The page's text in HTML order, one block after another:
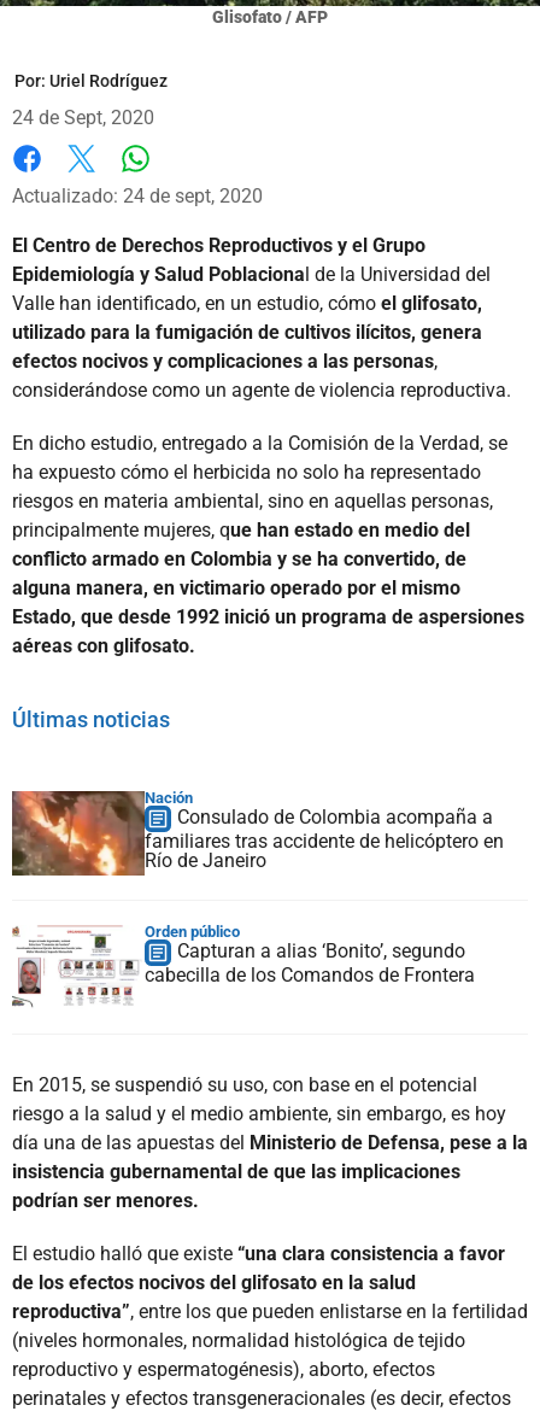
Glisofato / AFP
Por: Uriel Rodríguez
24 de Sept, 2020
Facebook
X
Actualizado: 24 de sept, 2020
El Centro de Derechos Reproductivos y el Grupo
Epidemiología y Salud Poblacional de la Universidad del
Valle han identificado, en un estudio, cómo el glifosato,
utilizado para la fumigación de cultivos ilícitos, genera
efectos nocivos y complicaciones a las personas,
considerándose como un agente de violencia reproductiva.
En dicho estudio, entregado a la Comisión de la Verdad, se
ha expuesto cómo el herbicida no solo ha representado
riesgos en materia ambiental, sino en aquellas personas,
principalmente mujeres, que han estado en medio del
conflicto armado en Colombia y se ha convertido, de
alguna manera, en victimario operado por el mismo
Estado, que desde 1992 inició un programa de aspersiones
aéreas con glifosato.
Últimas noticias
Nación
Consulado de Colombia acompaña a
familiares tras accidente de helicóptero en
Río de Janeiro
Orden público
Capturan a alias ‘Bonito’, segundo
cabecilla de los Comandos de Frontera
En 2015, se suspendió su uso, con base en el potencial
riesgo a la salud y el medio ambiente, sin embargo, es hoy
día una de las apuestas del Ministerio de Defensa, pese a la
insistencia gubernamental de que las implicaciones
podrían ser menores.
El estudio halló que existe “una clara consistencia a favor
de los efectos nocivos del glifosato en la salud
reproductiva”, entre los que pueden enlistarse en la fertilidad
(niveles hormonales, normalidad histológica de tejido
reproductivo y espermatogénesis), aborto, efectos
perinatales y efectos transgeneracionales (es decir, efectos